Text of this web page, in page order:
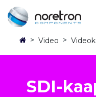
> Video >
SDI-